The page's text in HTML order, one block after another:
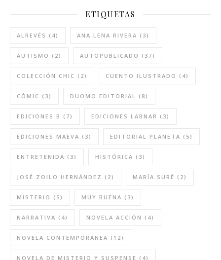
ETIQUETAS
ALREVÉS (4) ANA LENA RIVERA (3)
AUTISMO (2) AUTOPUBLICADO (37)
COLECCIÓN CHIC (2) CUENTO ILUSTRADO (4)
CÓMIC (3) DUOMO EDITORIAL (8)
EDICIONES B (7) EDICIONES LABNAR (3)
EDICIONES MAEVA (3) EDITORIAL PLANETA (5)
ENTRETENIDA (3) HISTÓRICA (3)
JOSÉ ZOILO HERNÁNDEZ (2) MARÍA SURÉ (2)
MISTERIO (5) MUY BUENA (3)
NARRATIVA (4) NOVELA ACCIÓN (4)
NOVELA CONTEMPORANEA (12)
NOVELA DE MISTERIO Y SUSPENSE (4)